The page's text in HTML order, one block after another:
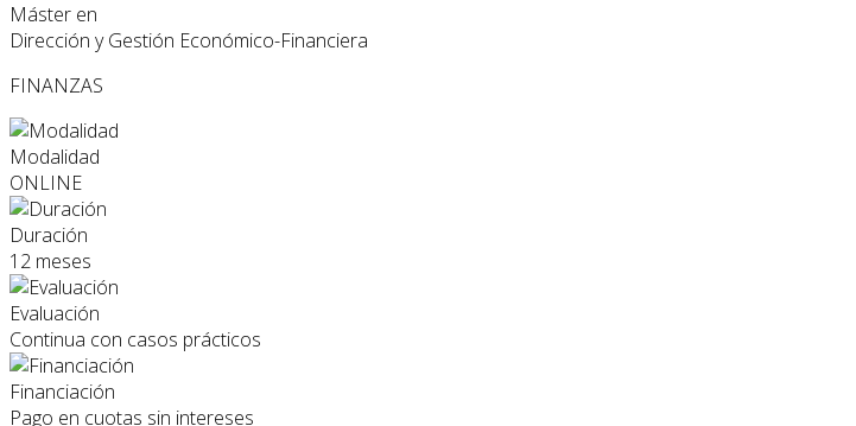
Máster en
Dirección y Gestión Económico-Financiera
FINANZAS
Modalidad
ONLINE
Duración
12 meses
Evaluación
Continua con casos prácticos
Financiación
Pago en cuotas sin intereses